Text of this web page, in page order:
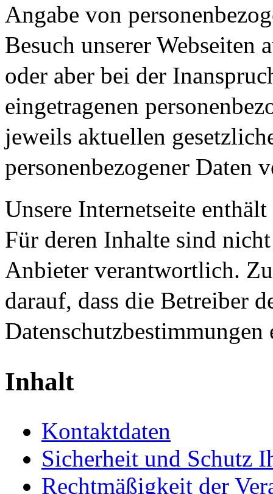
Angabe von
Besuch unserer Webseiten
oder aber bei der
eingetragenen
jeweils aktuellen
personenbezogener Daten
Unsere Internetseite
Für deren Inhalte sind
Anbieter verantwortlich.
darauf, dass die Betreiber
Datenschutzbestimmungen
Inhalt
Kontaktdaten
Sicherheit und Schutz
Rechtmäßigkeit der